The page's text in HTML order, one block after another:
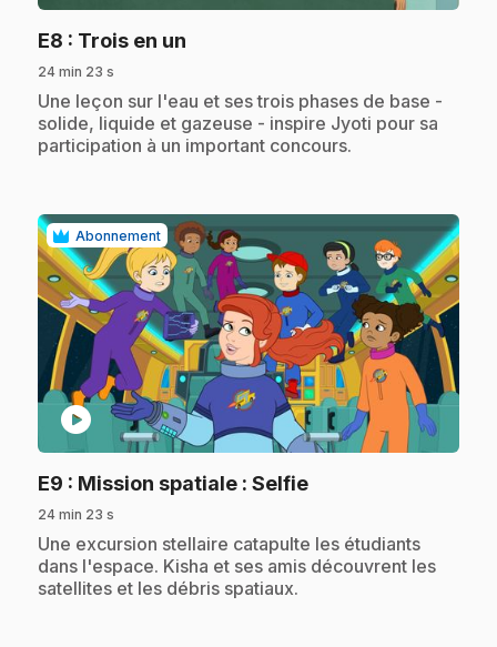
E8 : Trois en un
24 min 23 s
.Une leçon sur l'eau et ses trois phases de base -
solide, liquide et gazeuse - inspire Jyoti pour sa
participation à un important concours.
Abonnement
play_circle
E9 : Mission spatiale : Selfie.
24 min 23 s
.Une excursion stellaire catapulte les étudiants
dans l'espace. Kisha et ses amis découvrent les
satellites et les débris spatiaux.